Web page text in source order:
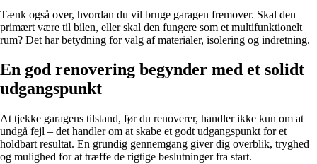
Tænk også over, hvordan du vil bruge garagen fremover. Skal den
primært være til bilen, eller skal den fungere som et multifunktionelt
rum? Det har betydning for valg af materialer, isolering og indretning.
En god renovering begynder med et solidt
udgangspunkt
At tjekke garagens tilstand, før du renoverer, handler ikke kun om at
undgå fejl – det handler om at skabe et godt udgangspunkt for et
holdbart resultat. En grundig gennemgang giver dig overblik, tryghed
og mulighed for at træffe de rigtige beslutninger fra start.